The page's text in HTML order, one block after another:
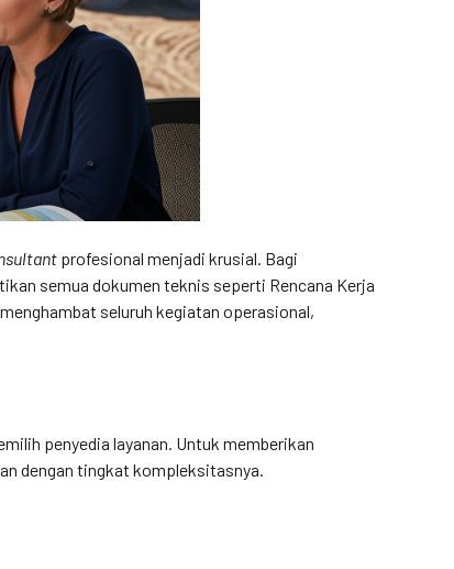
profesional menjadi krusial. Bagi
semua dokumen teknis seperti Rencana Kerja
seluruh kegiatan operasional,
penyedia layanan. Untuk memberikan
dengan tingkat kompleksitasnya.